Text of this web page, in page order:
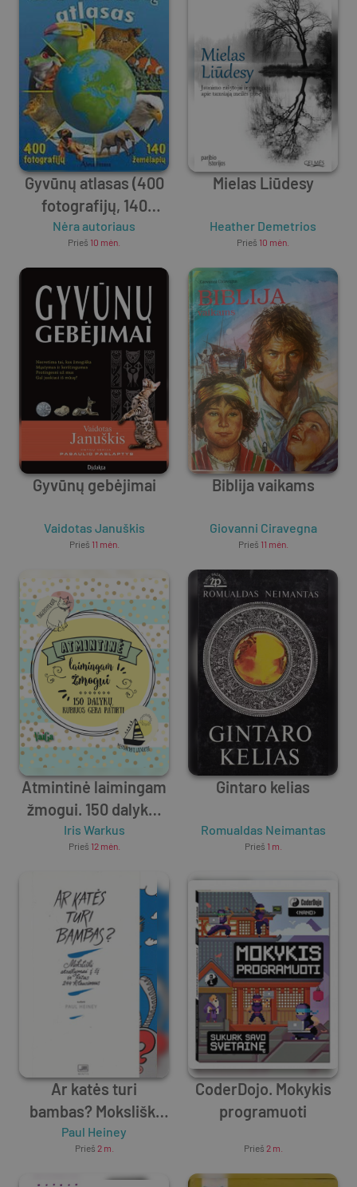
Gyvūnų atlasas (400
fotografijų, 140
žemėlapių)
Nėra autoriaus
Prieš 10 mėn.
Mielas Liūdesy
Heather Demetrios
Prieš 10 mėn.
Gyvūnų gebėjimai
Vaidotas Januškis
Prieš 11 mėn.
Biblija vaikams
Giovanni Ciravegna
Prieš 11 mėn.
Atmintinė laimingam
žmogui. 150 dalykų,
kuriuos gera patirti
Iris Warkus
Prieš 12 mėn.
Gintaro kelias
Romualdas Neimantas
Prieš 1 m.
Ar katės turi
bambas? Moksliški
atsakymai į šį ir kitus
244 klausimus
Paul Heiney
Prieš 2 m.
CoderDojo. Mokykis
programuoti
Prieš 2 m.